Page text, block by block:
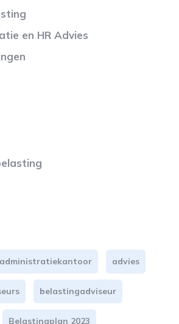
en HR Advies
administratiekantoor advies
belastingadviseur
Belastingplan 2023